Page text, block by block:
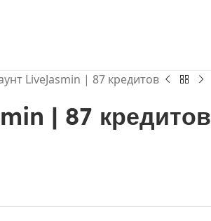
LiveJasmin | 87 кредитов
| 87 кредитов